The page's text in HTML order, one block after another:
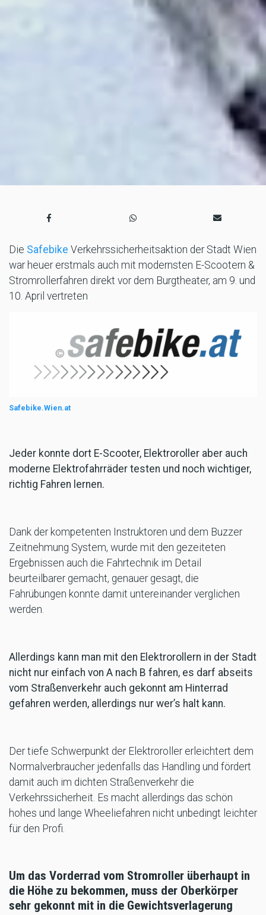
Die Safebike Verkehrssicherheitsaktion der Stadt Wien
war heuer erstmals auch mit modernsten E-Scootern &
Stromrollerfahren direkt vor dem Burgtheater, am 9. und
10. April vertreten
Safebike.Wien.at
Jeder konnte dort E-Scooter, Elektroroller aber auch
moderne Elektrofahrräder testen und noch wichtiger,
richtig Fahren lernen.
Dank der kompetenten Instruktoren und dem Buzzer
Zeitnehmung System, wurde mit den gezeiteten
Ergebnissen auch die Fahrtechnik im Detail
beurteilbarer gemacht, genauer gesagt, die
Fahrübungen konnte damit untereinander verglichen
werden.
Allerdings kann man mit den Elektrorollern in der Stadt
nicht nur einfach von A nach B fahren, es darf abseits
vom Straßenverkehr auch gekonnt am Hinterrad
gefahren werden, allerdings nur wer’s halt kann.
Der tiefe Schwerpunkt der Elektroroller erleichtert dem
Normalverbraucher jedenfalls das Handling und fördert
damit auch im dichten Straßenverkehr die
Verkehrssicherheit. Es macht allerdings das schön
hohes und lange Wheeliefahren nicht unbedingt leichter
für den Profi.
Um das Vorderrad vom Stromroller überhaupt in
die Höhe zu bekommen, muss der Oberkörper
sehr gekonnt mit in die Gewichtsverlagerung